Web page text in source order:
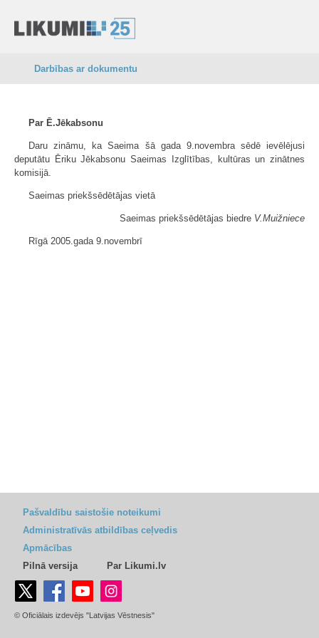
Darbības ar dokumentu
Par Ē.Jēkabsonu
Daru zināmu, ka Saeima šā gada 9.novembra sēdē ievēlējusi
deputātu Ēriku Jēkabsonu Saeimas Izglītības, kultūras un zinātnes
komisijā.
Saeimas priekšsēdētājas vietā
Saeimas priekšsēdētājas biedre V.Muižniece
Rīgā 2005.gada 9.novembrī
Pašvaldību saistošie noteikumi
Administratīvās atbildības ceļvedis
Apmācības
Pilnā versija
Par Likumi.lv
© Oficiālais izdevējs "Latvijas Vēstnesis"